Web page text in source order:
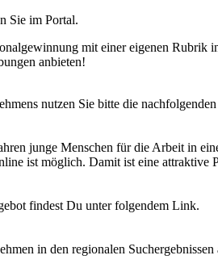
Sie im Portal.
mit einer eigenen
anbieten!
nutzen Sie bitte die
junge Menschen für die Arbeit in
ist möglich. Damit ist eine attraktive
findest Du unter folgendem Link.
in den regionalen